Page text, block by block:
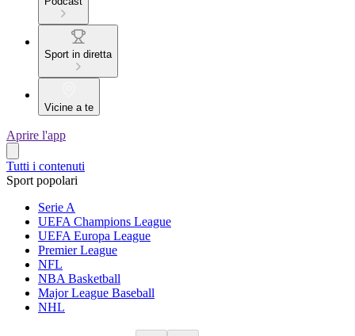
Sport in diretta
Vicine a te
Aprire l'app
Tutti i contenuti
Sport popolari
Serie A
UEFA Champions League
UEFA Europa League
Premier League
NFL
NBA Basketball
Major League Baseball
NHL